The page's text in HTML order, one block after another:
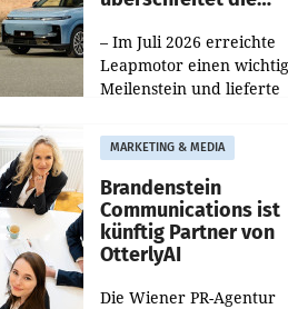
– Im Juli 2026 erreichte
Leapmotor einen
Meilenstein und lieferte
aus, womit sich das
gegenüber Juli 2025
verdoppelte (+102
MARKETING & MEDIA
Brandenstein
Communications ist
künftig Partner von
OtterlyAI
Die Wiener PR-Agentur